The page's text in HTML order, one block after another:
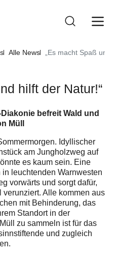
Alle News „Es macht Spaß und
hilft der Natur!“
befreit Wald und
Müll
Idyllischer
am Jungholzweg auf
es kaum sein. Eine
leuchtenden Warnwesten
vorwärts und sorgt dafür,
Alle kommen aus
mit Behinderung, das
Standort in der
zu sammeln ist für das
und zugleich